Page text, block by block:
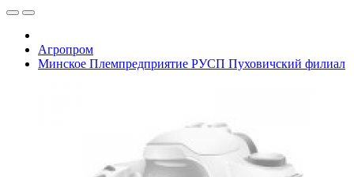
Агропром
Минское Племпредприятие РУСП Пуховичский филиал